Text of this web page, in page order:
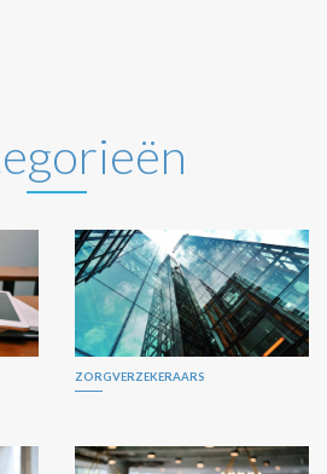
ZORGVERZEKERAARS